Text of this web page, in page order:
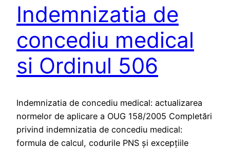
Indemnizatia de
concediu medical
si Ordinul 506
Indemnizatia de concediu medical: actualizarea
normelor de aplicare a OUG 158/2005 Completări
privind indemnizatia de concediu medical:
formula de calcul, codurile PNS și excepțiile